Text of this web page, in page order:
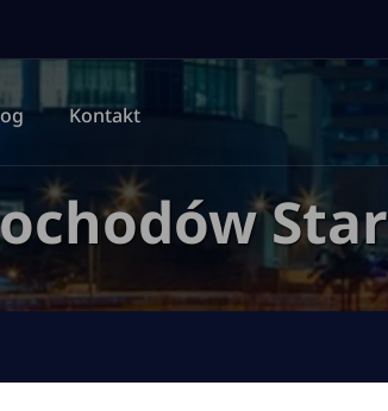
Kontakt